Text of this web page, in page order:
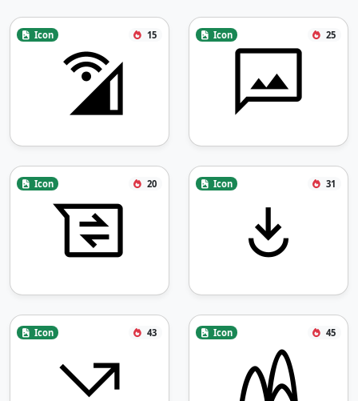
Icon 15 Icon 25
Icon 20 Icon 31
Icon 43 Icon 45